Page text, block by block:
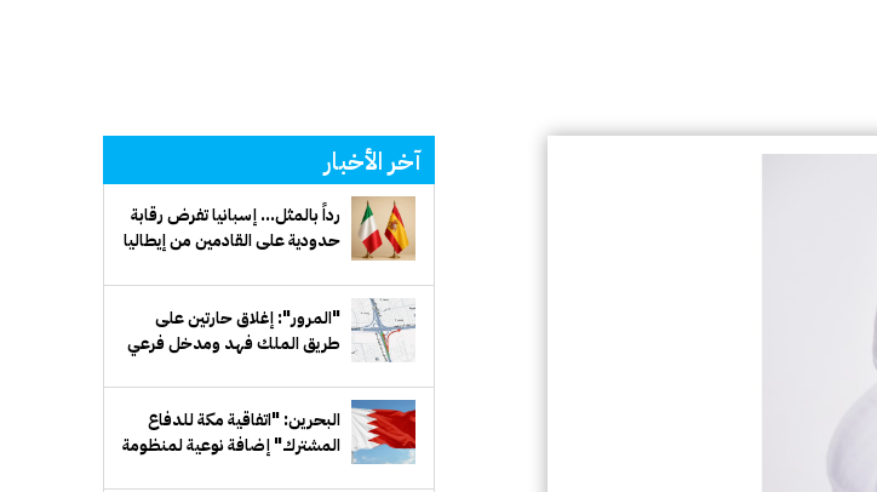
آخر الأخبار
رداً بالمثل... إسبانيا تفرض رقابة
حدودية على القادمين من إيطاليا
"المرور": إغلاق حارتين على
طريق الملك فهد ومدخل فرعي
البحرين: "اتفاقية مكة للدفاع
المشترك" إضافة نوعية لمنظومة